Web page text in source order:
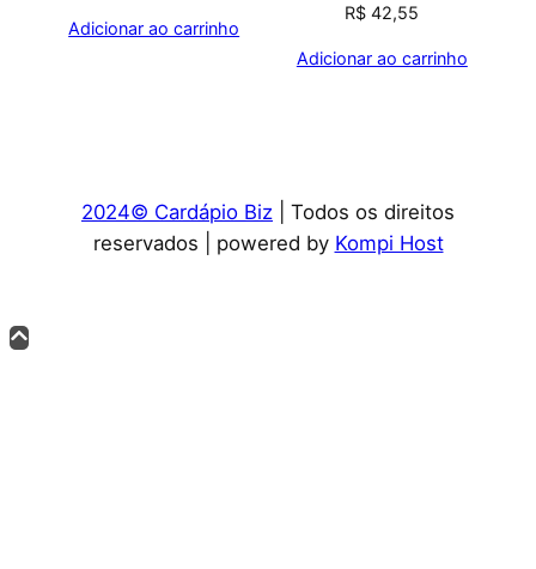
Adicionar ao carrinho
R$ 42,55
Adicionar ao carrinho
2024© Cardápio Biz | Todos os direitos
reservados | powered by Kompi Host